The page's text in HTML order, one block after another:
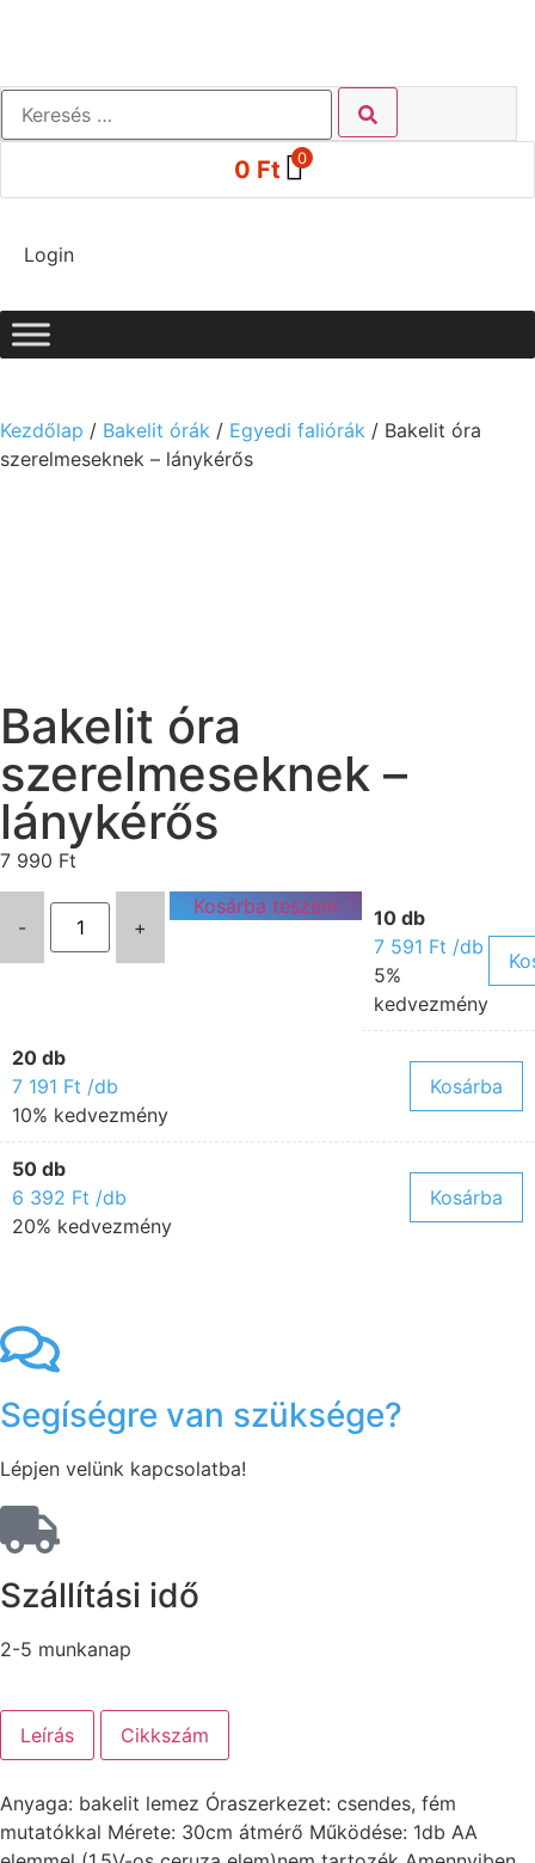
0 Ft 0
Login
Kezdőlap / Bakelit órák / Egyedi faliórák / Bakelit óra
szerelmeseknek – lánykérős
Bakelit óra
szerelmeseknek –
lánykérős
7 990 Ft
- +
Kosárba teszem
10 db
7 591 Ft /db
5%
kedvezmény
20 db
7 191 Ft /db
10% kedvezmény
Kosárba
50 db
6 392 Ft /db
20% kedvezmény
Kosárba
Segíségre van szüksége?
Lépjen velünk kapcsolatba!
Szállítási idő
2-5 munkanap
Leírás Cikkszám
Anyaga: bakelit lemez Óraszerkezet: csendes, fém
mutatókkal Mérete: 30cm átmérő Működése: 1db AA